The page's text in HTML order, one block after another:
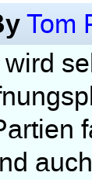
Tom
wird